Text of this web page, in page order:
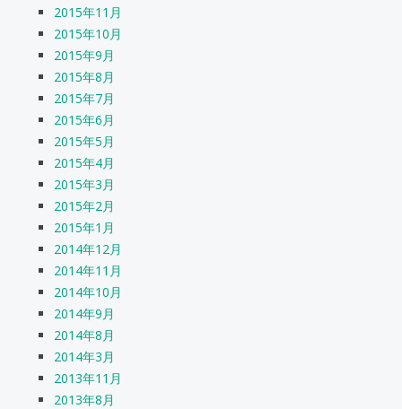
2015年11月
2015年10月
2015年9月
2015年8月
2015年7月
2015年6月
2015年5月
2015年4月
2015年3月
2015年2月
2015年1月
2014年12月
2014年11月
2014年10月
2014年9月
2014年8月
2014年3月
2013年11月
2013年8月